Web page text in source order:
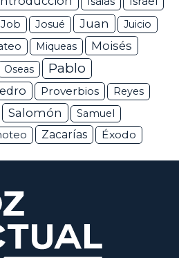
Job Josué Juan
Juicio
Miqueas Moisés
Oseas Pablo
Proverbios Reyes
Salomón
Samuel
Zacarías Éxodo